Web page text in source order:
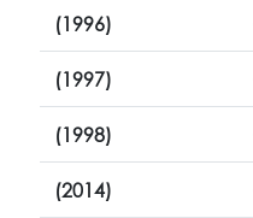
(1996)
(1997)
(1998)
(2014)